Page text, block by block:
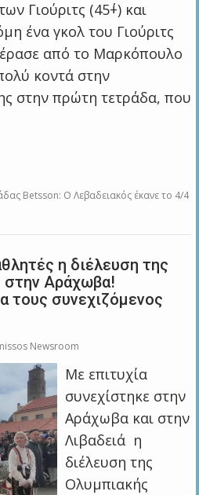
Γιούριτς (45΄+) και
ένα γκολ του Γιούριτς
από το Μαρκόπουλο
κοντά στην
στην πρώτη τετράδα, που
Betsson: Ο Λεβαδειακός έκανε το 4/4
η διέλευση της
στην Αράχωβα!
τους συνεχιζόμενος
Newsroom
Με επιτυχία
συνεχίστηκε στην
Αράχωβα και στην
Λιβαδειά η
διέλευση της
Ολυμπιακής